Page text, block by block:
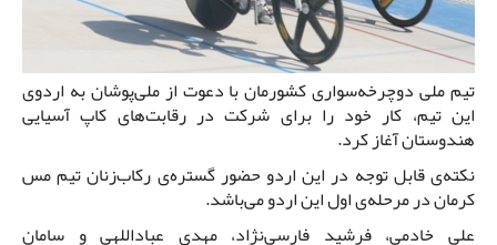
تیم ملی دوچرخه‌سواری کشورمان با دعوت از ملی‌پوشان به اردوی
این تیم، کار خود را برای شرکت در رقابت‌های کاپ آسیایی
هندوستان آغاز کرد.
نکته‌ی قابل توجه در این اردو حضور گستره‌ی رکاب‌زنان تیم مس
کرمان در مرحله‌ی اول این اردو می‌باشد.
علی خادمی، فرشید فارسی‌نژاد، مهدی عباداللهی و سامان